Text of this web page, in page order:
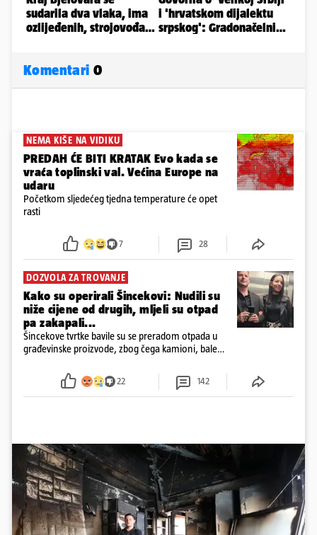
Komentari 0
NEMA KIŠE NA VIDIKU
PREDAH ĆE BITI KRATAK Evo kada se
vraća toplinski val. Većina Europe na
udaru
Početkom sljedećeg tjedna temperature će opet
rasti
7 28
DOZVOLA ZA TROVANJE
Kako su operirali Šincekovi: Nudili su
niže cijene od drugih, mljeli su otpad
pa zakapali...
Šincekove tvrtke bavile su se preradom otpada u
građevinske proizvode, zbog čega kamioni, bale
22 142